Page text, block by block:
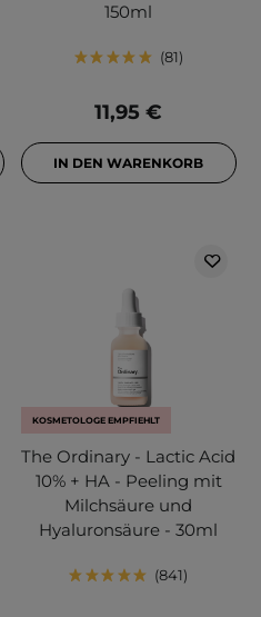
150ml
81
11,95 €
IN DEN WARENKORB
KOSMETOLOGE EMPFIEHLT
The Ordinary - Lactic Acid
10% + HA - Peeling mit
Milchsäure und
Hyaluronsäure - 30ml
841